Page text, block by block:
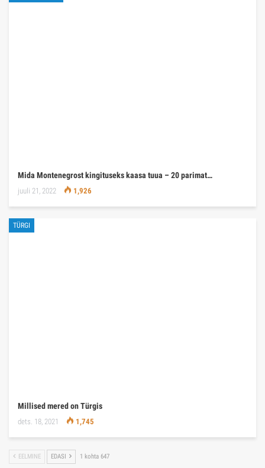
Mida Montenegrost kingituseks kaasa tuua – 20 parimat…
juuli 21, 2022 1,926
TÜRGI
Millised mered on Türgis
dets. 18, 2021 1,745
EELMINE EDASI 1 kohta 647